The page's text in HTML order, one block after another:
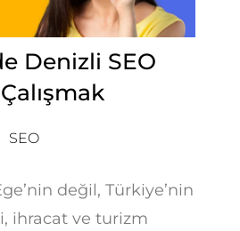
Denizli SEO
SEO
değil, Türkiye’nin
ihracat ve turizm